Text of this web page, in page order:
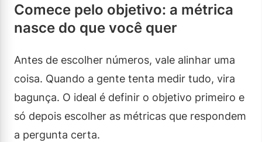
Comece pelo objetivo: a métrica
nasce do que você quer
Antes de escolher números, vale alinhar uma
coisa. Quando a gente tenta medir tudo, vira
bagunça. O ideal é definir o objetivo primeiro e
só depois escolher as métricas que respondem
a pergunta certa.